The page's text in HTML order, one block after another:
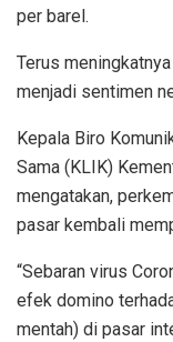
per barel.
Terus
menjadi sentimen
Kepala Biro
Sama (KLIK)
mengatakan,
pasar kembali
“Sebaran virus
efek domino
mentah) di pasar